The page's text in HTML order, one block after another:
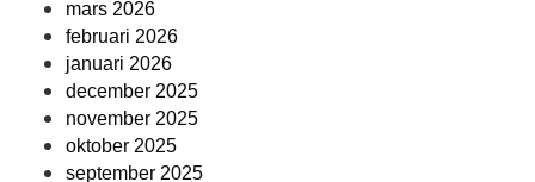
mars 2026
februari 2026
januari 2026
december 2025
november 2025
oktober 2025
september 2025